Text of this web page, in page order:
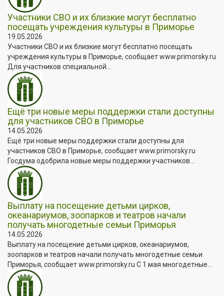
Участники СВО и их близкие могут бесплатно
посещать учреждения культуры в Приморье
19.05.2026
Участники СВО и их близкие могут бесплатно посещать
учреждения культуры в Приморье, сообщает www.primorsky.ru
Для участников специальной...
Ещё три новые меры поддержки стали доступны
для участников СВО в Приморье
14.05.2026
Ещё три новые меры поддержки стали доступны для
участников СВО в Приморье, сообщает www.primorsky.ru
Госдума одобрила новые меры поддержки участников...
Выплату на посещение детьми цирков,
океанариумов, зоопарков и театров начали
получать многодетные семьи Приморья
14.05.2026
Выплату на посещение детьми цирков, океанариумов,
зоопарков и театров начали получать многодетные семьи
Приморья, сообщает www.primorsky.ru С 1 мая многодетные...